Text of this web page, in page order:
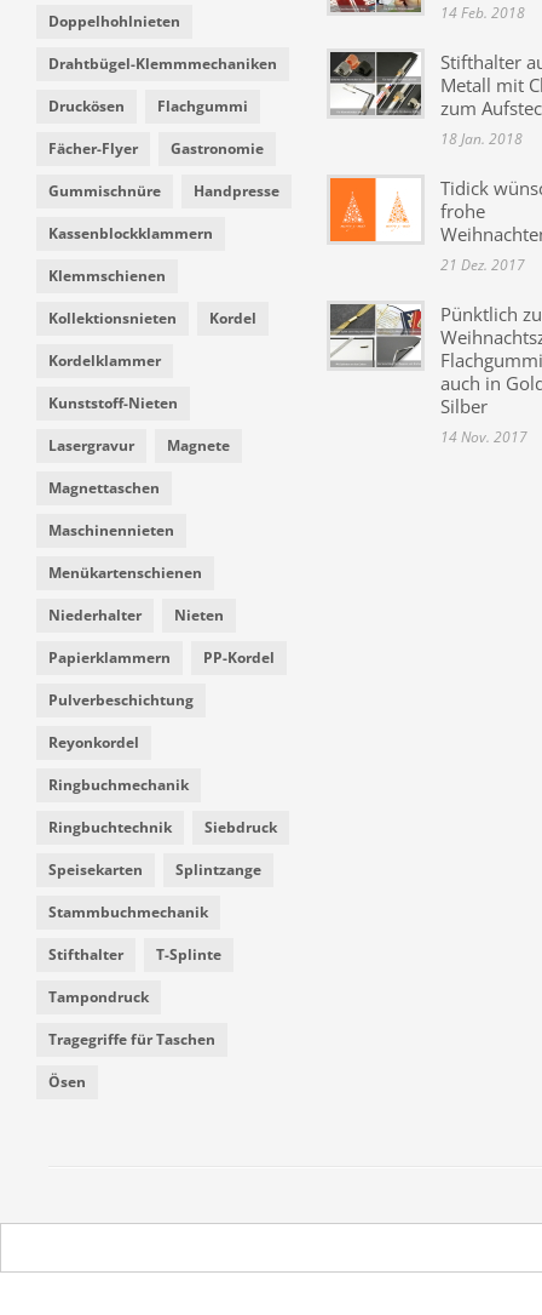
Doppelhohlnieten
Drahtbügel-Klemmmechaniken
Druckösen Flachgummi
Fächer-Flyer Gastronomie
Gummischnüre Handpresse
Kassenblockklammern
Klemmschienen
Kollektionsnieten Kordel
Kordelklammer
Kunststoff-Nieten
Lasergravur Magnete
Magnettaschen
Maschinennieten
Menükartenschienen
Niederhalter Nieten
Papierklammern PP-Kordel
Pulverbeschichtung
Reyonkordel
Ringbuchmechanik
Ringbuchtechnik Siebdruck
Speisekarten Splintzange
Stammbuchmechanik
Stifthalter T-Splinte
Tampondruck
Tragegriffe für Taschen
Ösen
14 Feb. 2018
Stifthalter
Metall mit
zum
18 Jan. 2018
Tidick
frohe
21 Dez. 2017
Pünktlich
auch in
Silber
14 Nov. 2017